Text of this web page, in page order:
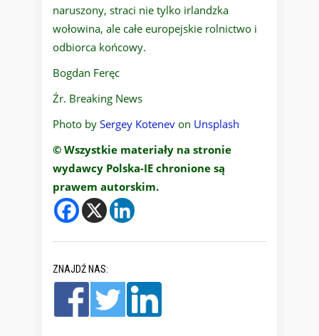
naruszony, straci nie tylko irlandzka
wołowina, ale całe europejskie rolnictwo i
odbiorca końcowy.
Bogdan Feręc
Źr. Breaking News
Photo by Sergey Kotenev on Unsplash
© Wszystkie materiały na stronie
wydawcy Polska-IE chronione są
prawem autorskim.
ZNAJDŹ NAS: